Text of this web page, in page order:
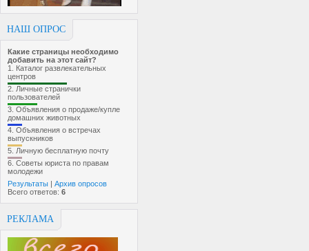
НАШ ОПРОС
Какие страницы необходимо
добавить на этот сайт?
1. Каталог развлекательных
центров
2. Личные странички
пользователей
3. Объявления о продаже/купле
домашних животных
4. Объявления о встречах
выпускников
5. Личную бесплатную почту
6. Советы юриста по правам
молодежи
Результаты | Архив опросов
Всего ответов: 6
РЕКЛАМА